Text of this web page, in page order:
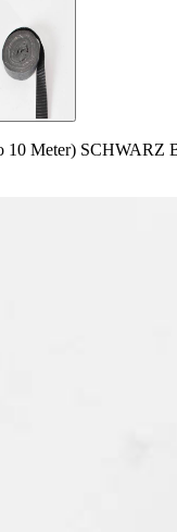
10 Meter) SCHWARZ